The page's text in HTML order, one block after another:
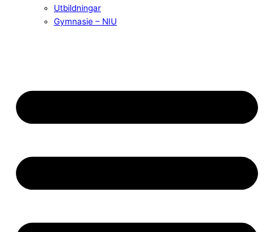
Utbildningar
Gymnasie – NIU